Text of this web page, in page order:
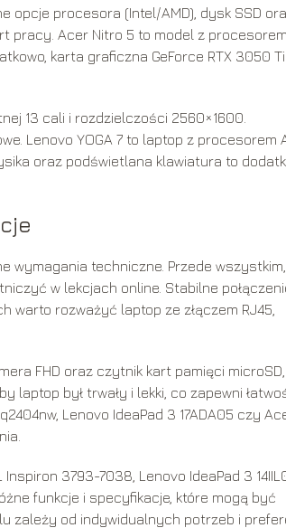
opcje procesora (Intel/AMD), dysk SSD
pracy. Acer Nitro 5 to model z procesorem
karta graficzna GeForce RTX 3050 Ti
13 cali i rozdzielczości 2560×1600.
Lenovo YOGA 7 to laptop z procesorem
oraz podświetlana klawiatura to
wymagania techniczne. Przede wszystkim,
w lekcjach online. Stabilne
warto rozważyć laptop ze złączem RJ45,
FHD oraz czytnik kart pamięci microSD,
laptop był trwały i lekki, co zapewni
Lenovo IdeaPad 3 17ADA05 czy
3793-7038, Lenovo IdeaPad 3
funkcje i specyfikacje, które mogą być
zależy od indywidualnych potrzeb i